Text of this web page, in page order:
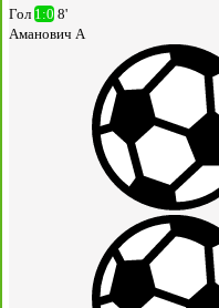
Гол 1:0 8'
Аманович А